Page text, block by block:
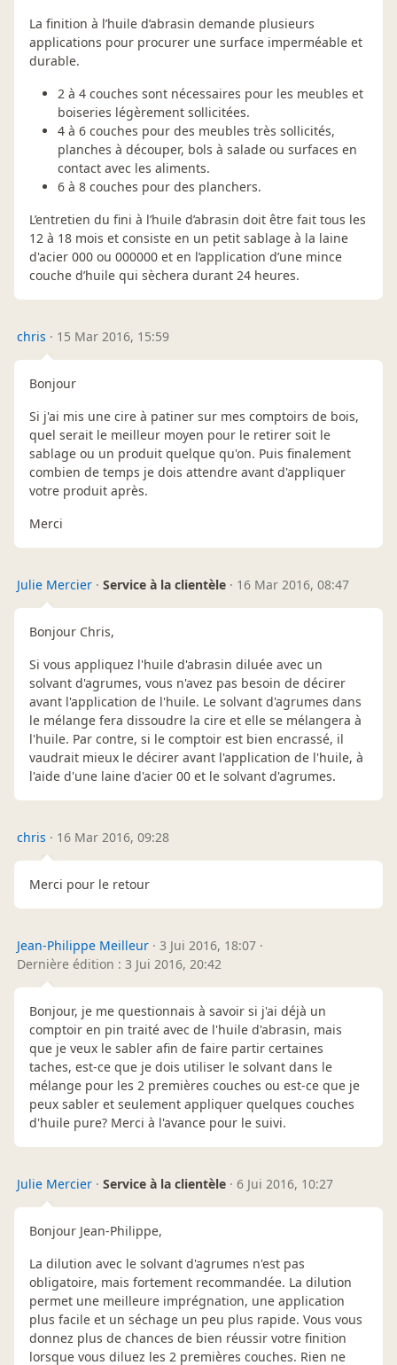
La finition à l’huile d’abrasin demande plusieurs
applications pour procurer une surface imperméable et
durable.
2 à 4 couches sont nécessaires pour les meubles et
boiseries légèrement sollicitées.
4 à 6 couches pour des meubles très sollicités,
planches à découper, bols à salade ou surfaces en
contact avec les aliments.
6 à 8 couches pour des planchers.
L’entretien du fini à l’huile d’abrasin doit être fait tous les
12 à 18 mois et consiste en un petit sablage à la laine
d'acier 000 ou 000000 et en l’application d’une mince
couche d’huile qui sèchera durant 24 heures.
chris · 15 Mar 2016, 15:59
Bonjour
Si j'ai mis une cire à patiner sur mes comptoirs de bois,
quel serait le meilleur moyen pour le retirer soit le
sablage ou un produit quelque qu'on. Puis finalement
combien de temps je dois attendre avant d'appliquer
votre produit après.
Merci
Julie Mercier · Service à la clientèle · 16 Mar 2016, 08:47
Bonjour Chris,
Si vous appliquez l'huile d'abrasin diluée avec un
solvant d'agrumes, vous n'avez pas besoin de décirer
avant l'application de l'huile. Le solvant d'agrumes dans
le mélange fera dissoudre la cire et elle se mélangera à
l'huile. Par contre, si le comptoir est bien encrassé, il
vaudrait mieux le décirer avant l'application de l'huile, à
l'aide d'une laine d'acier 00 et le solvant d'agrumes.
chris · 16 Mar 2016, 09:28
Merci pour le retour
Jean-Philippe Meilleur · 3 Jui 2016, 18:07 ·
Dernière édition : 3 Jui 2016, 20:42
Bonjour, je me questionnais à savoir si j'ai déjà un
comptoir en pin traité avec de l'huile d'abrasin, mais
que je veux le sabler afin de faire partir certaines
taches, est-ce que je dois utiliser le solvant dans le
mélange pour les 2 premières couches ou est-ce que je
peux sabler et seulement appliquer quelques couches
d'huile pure? Merci à l'avance pour le suivi.
Julie Mercier · Service à la clientèle · 6 Jui 2016, 10:27
Bonjour Jean-Philippe,
La dilution avec le solvant d'agrumes n'est pas
obligatoire, mais fortement recommandée. La dilution
permet une meilleure imprégnation, une application
plus facile et un séchage un peu plus rapide. Vous vous
donnez plus de chances de bien réussir votre finition
lorsque vous diluez les 2 premières couches. Rien ne